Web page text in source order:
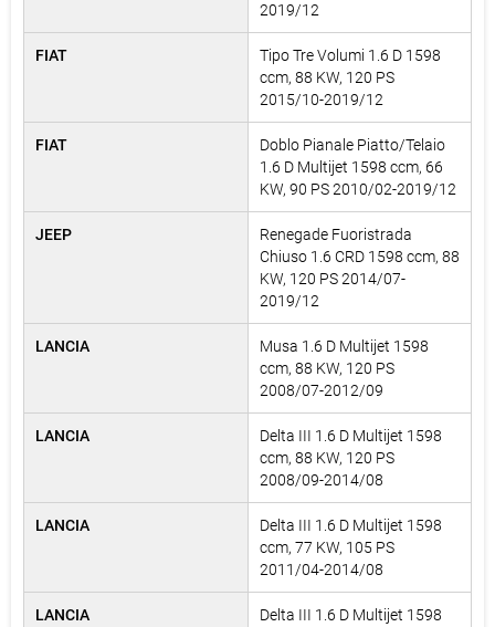
2019/12
FIAT
Tipo Tre Volumi 1.6 D 1598
ccm, 88 KW, 120 PS
2015/10-2019/12
FIAT
Doblo Pianale Piatto/Telaio
1.6 D Multijet 1598 ccm, 66
KW, 90 PS 2010/02-2019/12
JEEP
Renegade Fuoristrada
Chiuso 1.6 CRD 1598 ccm, 88
KW, 120 PS 2014/07-
2019/12
LANCIA
Musa 1.6 D Multijet 1598
ccm, 88 KW, 120 PS
2008/07-2012/09
LANCIA
Delta III 1.6 D Multijet 1598
ccm, 88 KW, 120 PS
2008/09-2014/08
LANCIA
Delta III 1.6 D Multijet 1598
ccm, 77 KW, 105 PS
2011/04-2014/08
LANCIA
Delta III 1.6 D Multijet 1598